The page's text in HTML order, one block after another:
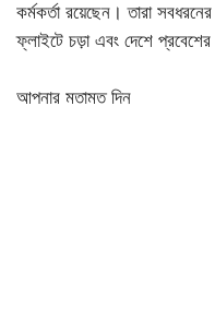
কর্মকর্তা রয়েছেন। তারা
ফ্লাইটে চড়া এবং দেশে
আপনার মতামত দিন